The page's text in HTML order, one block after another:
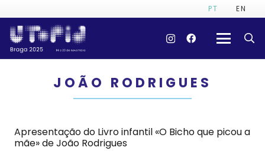
PT EN
JOÃO RODRIGUES
Apresentação do Livro infantil «O Bicho que picou a
mãe» de João Rodrigues